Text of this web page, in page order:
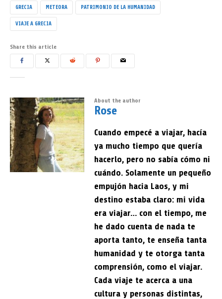
GRECIA METEORA PATRIMONIO DE LA HUMANIDAD
VIAJE A GRECIA
Share this article
About the author
Rose
Cuando empecé a viajar, hacía
ya mucho tiempo que quería
hacerlo, pero no sabía cómo ni
cuándo. Solamente un pequeño
empujón hacia Laos, y mi
destino estaba claro: mi vida
era viajar… con el tiempo, me
he dado cuenta de nada te
aporta tanto, te enseña tanta
humanidad y te otorga tanta
comprensión, como el viajar.
Cada viaje te acerca a una
cultura y personas distintas,